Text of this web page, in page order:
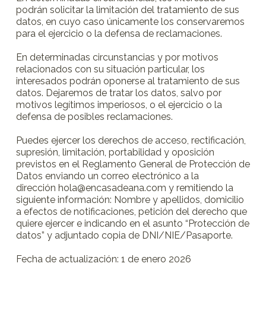
podrán solicitar la limitación del tratamiento de sus
datos, en cuyo caso únicamente los conservaremos
para el ejercicio o la defensa de reclamaciones.
En determinadas circunstancias y por motivos
relacionados con su situación particular, los
interesados podrán oponerse al tratamiento de sus
datos. Dejaremos de tratar los datos, salvo por
motivos legítimos imperiosos, o el ejercicio o la
defensa de posibles reclamaciones.
Puedes ejercer los derechos de acceso, rectificación,
supresión, limitación, portabilidad y oposición
previstos en el Reglamento General de Protección de
Datos enviando un correo electrónico a la
dirección hola@encasadeana.com y remitiendo la
siguiente información: Nombre y apellidos, domicilio
a efectos de notificaciones, petición del derecho que
quiere ejercer e indicando en el asunto “Protección de
datos” y adjuntado copia de DNI/NIE/Pasaporte.
Fecha de actualización: 1 de enero 2026